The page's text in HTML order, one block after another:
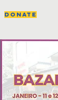
DONATE